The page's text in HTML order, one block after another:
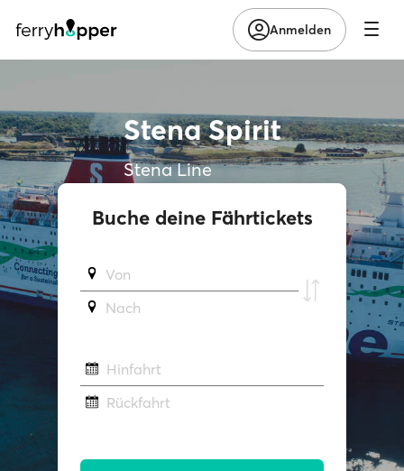
Anmelden
Stena Spirit
Stena Line
Buche deine Fährtickets
Von
Νach
Hinfahrt
Rückfahrt